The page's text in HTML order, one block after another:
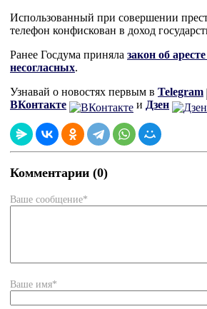
Использованный при совершении
телефон конфискован в доход
Ранее Госдума приняла закон об
несогласных.
Узнавай о новостях первым в Telegram
ВКонтакте
и Дзен
Комментарии (0)
Ваше сообщение*
Ваше имя*